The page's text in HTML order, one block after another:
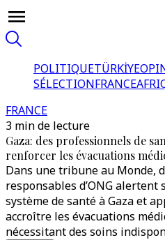
POLITIQUETÜRKİYE
SÉLECTIONFRANCE
FRANCE
3 min de lecture
Gaza: des professionnels de
renforcer les évacuations
Dans une tribune au Monde,
responsables d’ONG alertent
système de santé à Gaza et
accroître les évacuations
nécessitant des soins